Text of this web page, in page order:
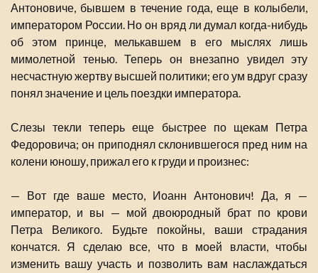
Антоновиче, бывшем в течение года, еще в колыбели,
императором России. Но он вряд ли думал когда-нибудь
об этом принце, мелькавшем в его мыслях лишь
мимолетной тенью. Теперь он внезапно увидел эту
несчастную жертву высшей политики; его ум вдруг сразу
понял значение и цель поездки императора.
Слезы текли теперь еще быстрее по щекам Петра
Федоровича; он приподнял склонившегося пред ним на
колени юношу, прижал его к груди и произнес:
— Вот где ваше место, Иоанн Антонович! Да, я —
император, и вы — мой двоюродный брат по крови
Петра Великого. Будьте покойны, ваши страдания
кончатся. Я сделаю все, что в моей власти, чтобы
изменить вашу участь и позволить вам наслаждаться